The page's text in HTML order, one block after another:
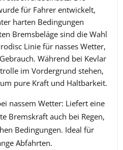
für Fahrer entwickelt,
harten Bedingungen
Bremsbeläge sind die Wahl
Linie für nasses Wetter,
Während bei Kevlar
im Vordergrund stehen,
pure Kraft und Haltbarkeit.
nassem Wetter: Liefert eine
Bremskraft auch bei Regen,
Bedingungen. Ideal für
Abfahrten.